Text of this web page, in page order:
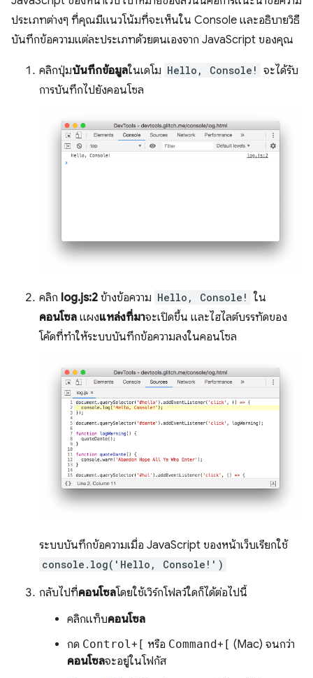
ประเภทต่างๆ ที่คุณมีแนวโน้มที่จะเห็นใน Console และอธิบายวิธี
บันทึกข้อความแต่ละประเภทด้วยตนเองจาก JavaScript ของคุณ
คลิกปุ่มบันทึกข้อมูลในเดโม Hello, Console! จะได้รับ
การบันทึกไปยังคอนโซล
คลิก log.js:2 ข้างข้อความ Hello, Console! ใน
คอนโซล แผงแหล่งที่มาจะเปิดขึ้น และไฮไลต์บรรทัดของ
โค้ดที่ทำให้ระบบบันทึกข้อความลงในคอนโซล
ระบบบันทึกข้อความเมื่อ JavaScript ของหน้าเว็บเรียกใช้
console.log('Hello, Console!')
กลับไปที่คอนโซลโดยใช้เวิร์กโฟลว์ใดก็ได้ต่อไปนี้
คลิกแท็บคอนโซล
กด Control+ [ หรือ Command+ [ (Mac) จนกว่า
คอนโซลจะอยู่ในโฟกัส